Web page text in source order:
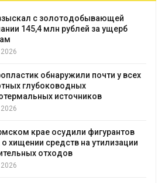
с золотодобывающей
145,4 млн рублей за ущерб
обнаружили почти у всех
глубоководных
источников
крае осудили фигурантов
хищении средств на утилизации
отходов